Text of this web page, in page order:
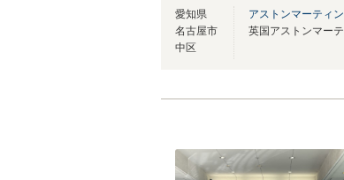
愛知県
名古屋市
中区
アストンマーティ
英国アストンマー